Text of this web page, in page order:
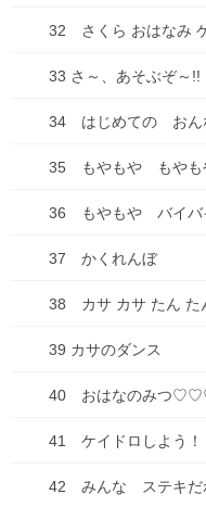
次回のコメントで使用す
アドレス、サイトを保存す
イラスト描いてるよ！仕
2019年12月11日
32 さくら おはなみ
33 さ～、あそぶぞ～!!
34 はじめての おん
35 もやもや もやも
36 もやもや バイバ
37 かくれんぼ
38 カサ カサ たん
39 カサのダンス
40 おはなのみつ
41 ケイドロしよう！
42 みんな ステキだ